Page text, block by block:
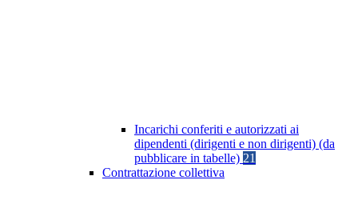
Incarichi conferiti e autorizzati ai
dipendenti (dirigenti e non dirigenti) (da
pubblicare in tabelle) 21
Contrattazione collettiva